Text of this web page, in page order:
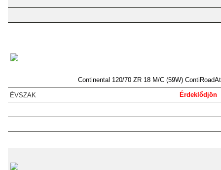
Continental 120/70 ZR 18 M/C (59W)
Érdeklődjön